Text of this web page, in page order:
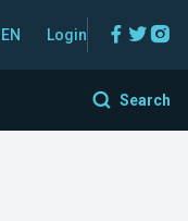
EN Login
Search